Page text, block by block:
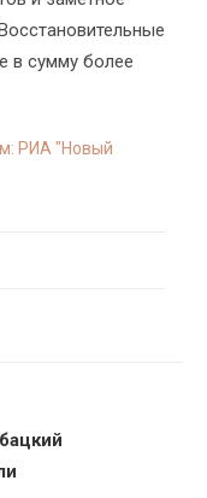
в сумму более
РИА "Новый